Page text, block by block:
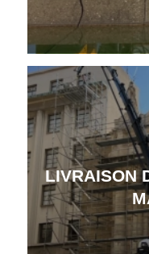
LIVRAISON